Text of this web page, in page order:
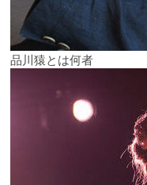
品川猿とは何者